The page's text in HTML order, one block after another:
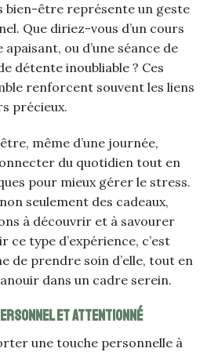
bien-être représente un geste
Que diriez-vous d’un cours
ou d’une séance de
détente inoubliable ? Ces
renforcent souvent les liens
précieux.
même d’une journée,
du quotidien tout en
pour mieux gérer le stress.
seulement des cadeaux,
à découvrir et à savourer
type d’expérience, c’est
de prendre soin d’elle, tout en
dans un cadre serein.
personnel et attentionné
une touche personnelle à